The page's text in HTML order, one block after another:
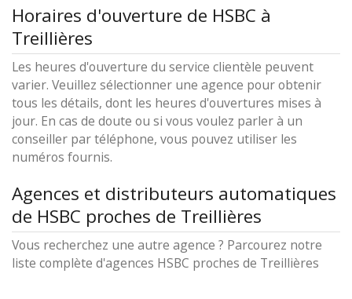
Horaires d'ouverture de HSBC à
Treillières
Les heures d'ouverture du service clientèle peuvent
varier. Veuillez sélectionner une agence pour obtenir
tous les détails, dont les heures d'ouvertures mises à
jour. En cas de doute ou si vous voulez parler à un
conseiller par téléphone, vous pouvez utiliser les
numéros fournis.
Agences et distributeurs automatiques
de HSBC proches de Treillières
Vous recherchez une autre agence ? Parcourez notre
liste complète d'agences HSBC proches de Treillières